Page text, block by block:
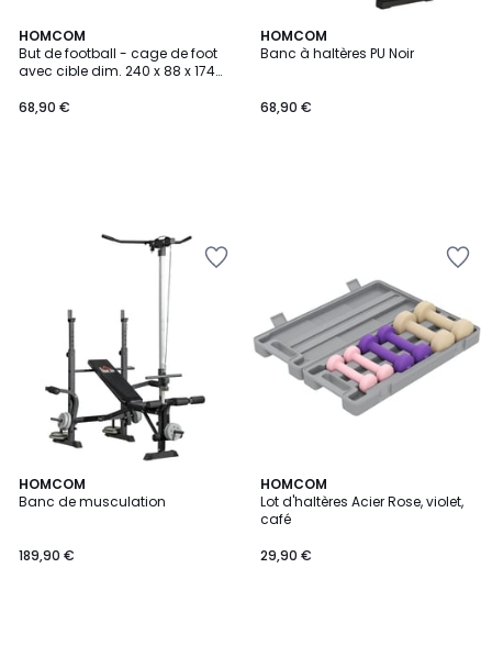
HOMCOM
But de football - cage de foot
avec cible dim. 240 x 88 x 174
68,90 €
HOMCOM
Banc à haltères PU Noir
68,90 €
HOMCOM
Banc de musculation
189,90 €
HOMCOM
Lot d'haltères Acier Rose, violet,
café
29,90 €